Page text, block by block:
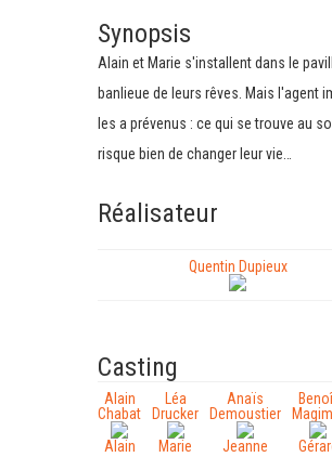
Synopsis
Alain et Marie s'installent dans le
banlieue de leurs rêves. Mais l'agent
les a prévenus : ce qui se trouve au
risque bien de changer leur vie…
Réalisateur
Quentin Dupieux
Casting
Alain
Chabat
Alain
Léa
Drucker
Marie
Anaïs
Demoustier
Jeanne